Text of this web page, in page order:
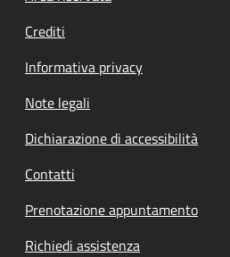
Crediti
Informativa privacy
Note legali
Dichiarazione di accessibilità
Contatti
Prenotazione appuntamento
Richiedi assistenza